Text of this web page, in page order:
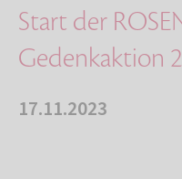
Start der
Gedenkaktion
17.11.2023